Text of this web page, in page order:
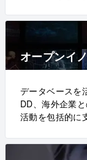
オープンイ
データベースを
DD、海外企業
活動を包括的に